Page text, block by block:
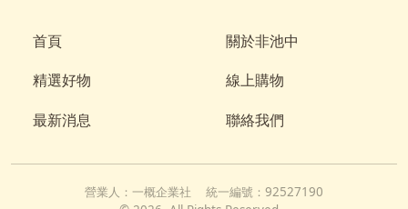
首頁
關於非池中
精選好物
線上購物
最新消息
聯絡我們
營業人： 一概企業社 統一編號： 92527190